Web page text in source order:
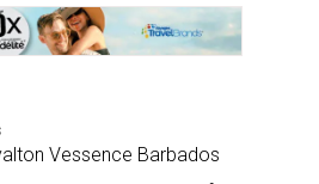
d
I
n
Vessence Barbados